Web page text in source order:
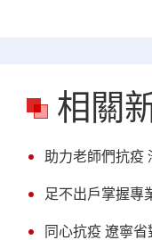
相關
助力老師們抗疫
足不出戶掌握專
同心抗疫 遼寧